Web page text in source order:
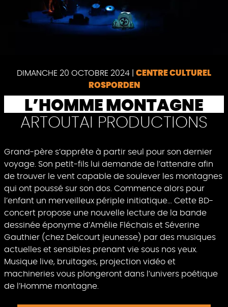
Pause
DIMANCHE 20 OCTOBRE 2024
CENTRE CULTUREL
ROSPORDEN
L’HOMME MONTAGNE
ARTOUTAI PRODUCTIONS
Grand-père s’apprête à partir seul pour son dernier
voyage. Son petit-fils lui demande de l’attendre afin
de trouver le vent capable de soulever les montagnes
qui ont poussé sur son dos. Commence alors pour
l’enfant un merveilleux périple initiatique... Cette BD-
concert propose une nouvelle lecture de la bande
dessinée éponyme d’Amélie Fléchais et Séverine
Gauthier (chez Delcourt jeunesse) par des musiques
actuelles et sensibles prenant vie sous nos yeux.
Musique live, bruitages, projection vidéo et
machineries vous plongeront dans l’univers poétique
de l’Homme montagne.